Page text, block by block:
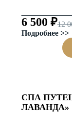
6 500 ₽12
Подробнее >>
СПА
ЛАВАНДА»